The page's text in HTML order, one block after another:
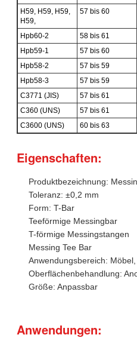
H59, H59, H59,
H59,
57 bis 60
Hpb60-2 58 bis 61
Hpb59-1
57 bis 60
Hpb58-2
57 bis 59
Hpb58-3
57 bis 59
C3771 (JIS)
57 bis 61
C360 (UNS)
57 bis 61
C3600 (UNS)
60 bis 63
Eigenschaften:
Produktbezeichnung:
Toleranz: ±0,2 mm
Form: T-Bar
Teeförmige Messingbar
T-förmige Messingstangen
Messing Tee Bar
Anwendungsbereich:
Oberflächenbehandlung:
Größe: Anpassbar
Anwendungen: